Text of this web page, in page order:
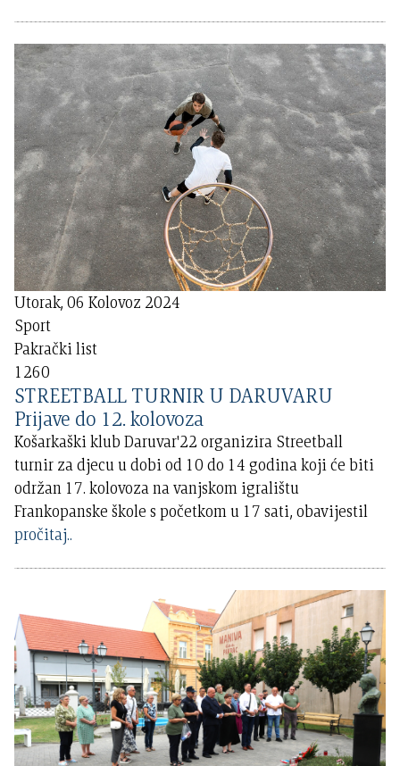
Utorak, 06 Kolovoz 2024
Sport
Pakrački list
1260
STREETBALL TURNIR U DARUVARU
Prijave do 12. kolovoza
Košarkaški klub Daruvar'22 organizira Streetball
turnir za djecu u dobi od 10 do 14 godina koji će biti
održan 17. kolovoza na vanjskom igralištu
Frankopanske škole s početkom u 17 sati, obavijestil
pročitaj..